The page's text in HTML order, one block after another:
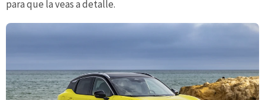
para que la veas a detalle.